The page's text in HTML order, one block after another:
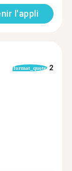
l'appli
format_quote 2